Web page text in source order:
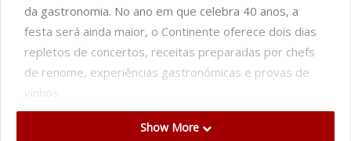
da gastronomia. No ano em que celebra 40 anos, a
festa será ainda maior, o Continente oferece dois dias
repletos de concertos, receitas preparadas por chefs
de renome, experiências gastronómicas e provas de
vinhos.
O Festival da Comida Continente, premiado pelos BEA
Show More